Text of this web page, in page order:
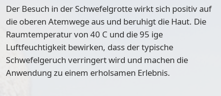
Der Besuch in der Schwefelgrotte wirkt sich positiv auf
die oberen Atemwege aus und beruhigt die Haut. Die
Raumtemperatur von 40 C und die 95 ige
Luftfeuchtigkeit bewirken, dass der typische
Schwefelgeruch verringert wird und machen die
Anwendung zu einem erholsamen Erlebnis.